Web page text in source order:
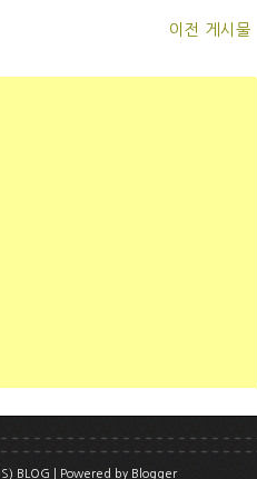
이전 게시물
BLOG | Powered by Blogger